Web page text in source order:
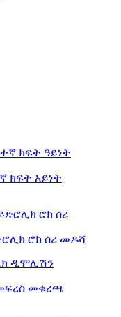
ክፍት አይነት
ሮክ ሰሪ መዶሻ
መቁረጫ